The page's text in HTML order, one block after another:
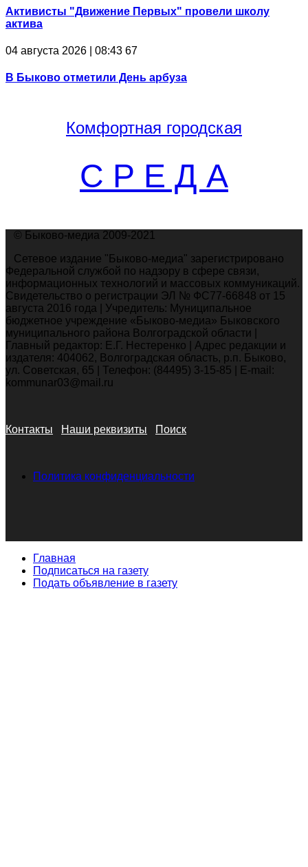
Активисты "Движение Первых" провели школу
актива
04 августа 2026 | 08:43 67
В Быково отметили День арбуза
Комфортная городская
С Р Е Д А
© Быково-медиа 2009-2021
Сетевое издание "Быково-медиа" зарегистрировано
Федеральной службой по надзору в сфере связи,
информационных технологий и массовых коммуникаций.
Свидетельство о регистрации ЭЛ № ФС77-66848 от 15
августа 2016 года | Учредитель: Муниципальное
бюджетное учреждение «Быково-медиа» Быковского
муниципального района Волгоградской области |
Главный редактор: Е.Г. Нестеренко | Адрес редакции и
издателя: 404062, Волгоградская область, р.п. Быково,
ул. Советская, 65 | Телефон: (84495) 3-15-85 | E-mail:
kommunar03@mail.ru
Контакты Наши реквизиты Поиск
Политика конфиденциальности
Главная
Подписаться на газету
Подать объявление в газету